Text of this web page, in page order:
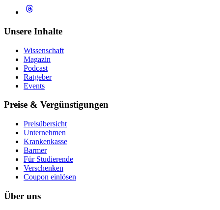
Unsere Inhalte
Wissenschaft
Magazin
Podcast
Ratgeber
Events
Preise & Vergünstigungen
Preisübersicht
Unternehmen
Krankenkasse
Barmer
Für Studierende
Ver­schen­ken
Coupon einlösen
Über uns